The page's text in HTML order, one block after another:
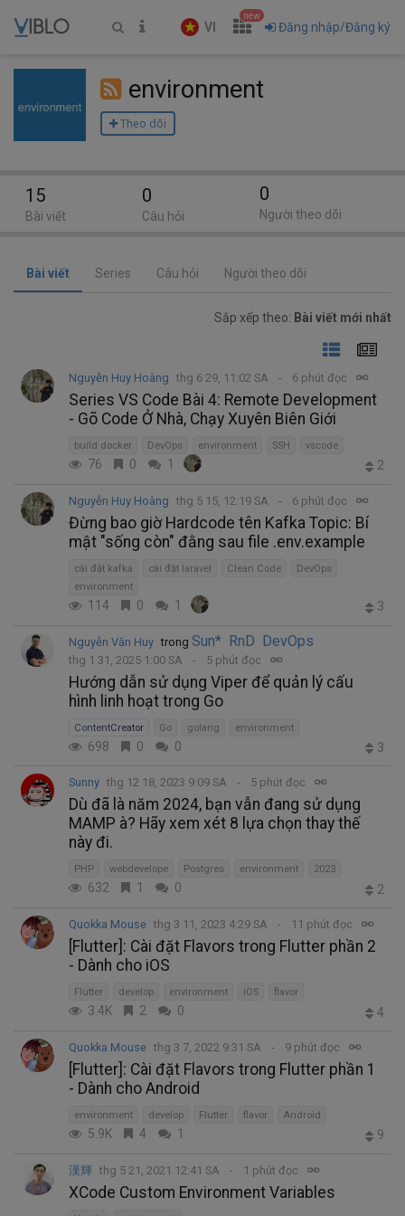
VI
new
Đăng nhập/Đăng ký
environment
Theo dõi
Bài viết Series Câu hỏi Người theo dõi
Sắp xếp theo: Bài viết mới nhất
Nguyễn Huy Hoàng thg 6 29, 11:02 SA 6 phút đọc
Series VS Code Bài 4: Remote Development
- Gõ Code Ở Nhà, Chạy Xuyên Biên Giới
build docker DevOps environment SSH vscode
76 0 1 2
Nguyễn Huy Hoàng thg 5 15, 12:19 SA 6 phút đọc
Đừng bao giờ Hardcode tên Kafka Topic: Bí
mật "sống còn" đằng sau file .env.example
cài đặt kafka cài đặt laravel Clean Code
DevOps
environment
114 0 1 3
Nguyễn Văn Huy trong Sun* RnD DevOps
thg 1 31, 2025 1:00 SA 5 phút đọc
Hướng dẫn sử dụng Viper để quản lý cấu
hình linh hoạt trong Go
ContentCreator Go golang environment
698 0 0 3
Sunny thg 12 18, 2023 9:09 SA 5 phút đọc
Dù đã là năm 2024, bạn vẫn đang sử dụng
MAMP à? Hãy xem xét 8 lựa chọn thay thế
này đi.
PHP webdevelope Postgres environment 2023
632 1 0 2
Quokka Mouse thg 3 11, 2023 4:29 SA 11 phút đọc
[Flutter]: Cài đặt Flavors trong Flutter phần 2
- Dành cho iOS
Flutter develop environment iOS flavor
3.4K 2 0 4
Quokka Mouse thg 3 7, 2022 9:31 SA 9 phút đọc
[Flutter]: Cài đặt Flavors trong Flutter phần 1
- Dành cho Android
environment develop Flutter flavor Android
5.9K 4 1 9
漢輝 thg 5 21, 2021 12:41 SA 1 phút đọc
XCode Custom Environment Variables
15
Bài viết
0
Câu hỏi
0
Người theo dõi